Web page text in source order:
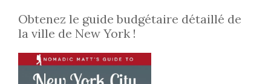
Obtenez le guide budgétaire détaillé de
la ville de New York !